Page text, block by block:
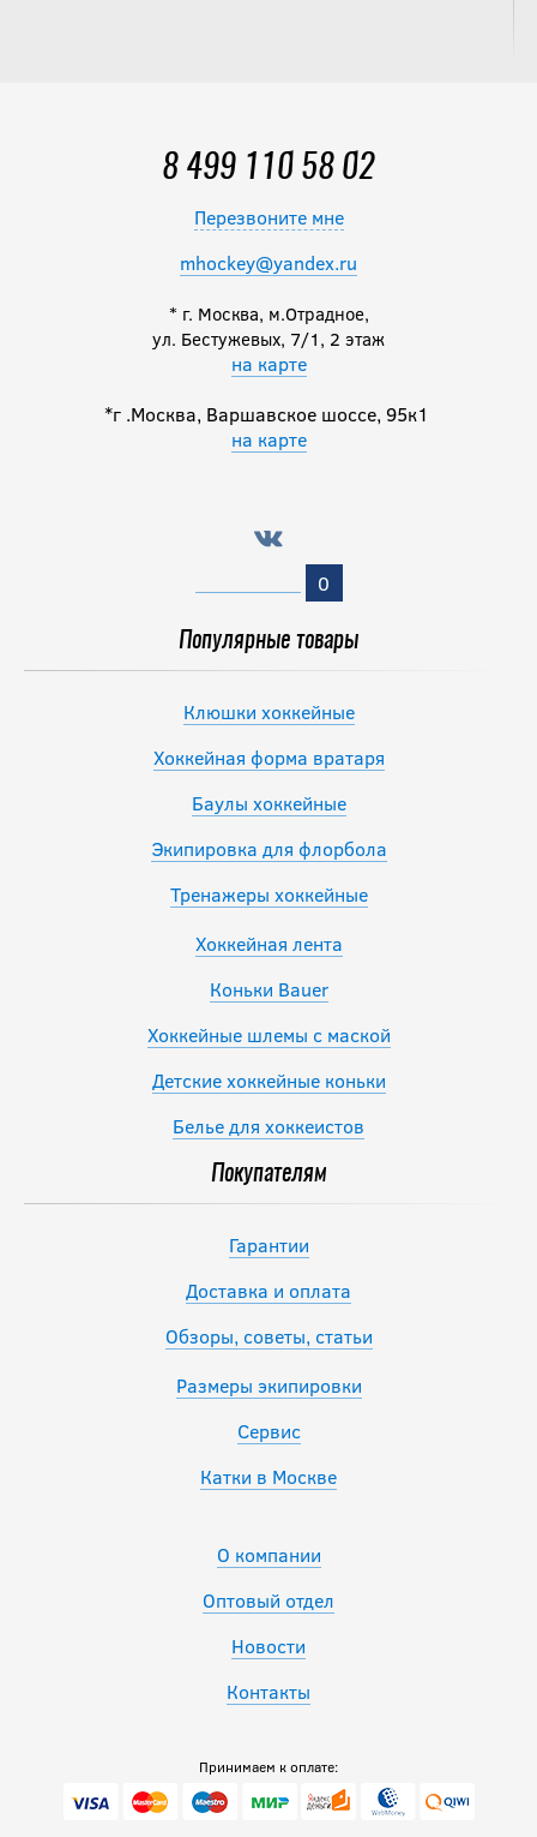
8 499 110 58 02
Перезвоните мне
mhockey@yandex.ru
* г. Москва, м.Отрадное,
ул. Бестужевых, 7/1, 2 этаж
на карте
*г .Москва, Варшавское шоссе, 95к1
на карте
0
Популярные товары
Клюшки хоккейные
Хоккейная форма вратаря
Баулы хоккейные
Экипировка для флорбола
Тренажеры хоккейные
Хоккейная лента
Коньки Bauer
Хоккейные шлемы с маской
Детские хоккейные коньки
Белье для хоккеистов
Покупателям
Гарантии
Доставка и оплата
Обзоры, советы, статьи
Размеры экипировки
Сервис
Катки в Москве
О компании
Оптовый отдел
Новости
Контакты
Принимаем к оплате: